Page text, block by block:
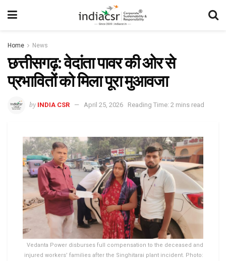
Home News
छत्तीसगढ़: वेदांता पावर की ओर से
प्रभावितों को मिला पूरा मुआवजा
by INDIA CSR April 25, 2026 Reading Time: 2 mins read
Vedanta Power disburses full compensation to the deceased and
injured workers’ families after the Singhitarai plant incident. Photo: